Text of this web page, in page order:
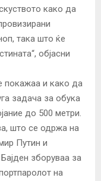
како да
така што ќе
објасни
покажаа и како да
задача за обука
до 500 метри.
што се одржа на
Путин и
зборуваа за
на